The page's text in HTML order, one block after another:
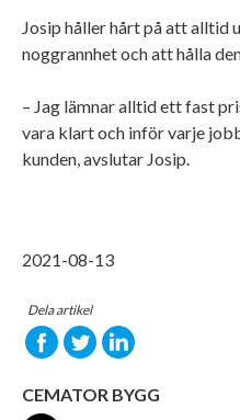
Josip håller hårt på att
noggrannhet och att hålla
– Jag lämnar alltid ett fast
vara klart och inför varje
kunden, avslutar Josip.
2021-08-13
Dela artikel
CEMATOR BYGG